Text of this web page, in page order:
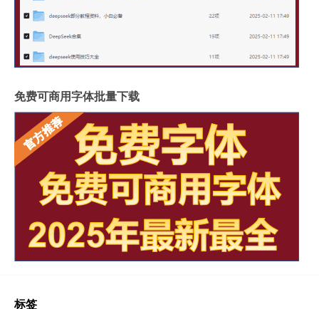
免费可商用字体批量下载
标签